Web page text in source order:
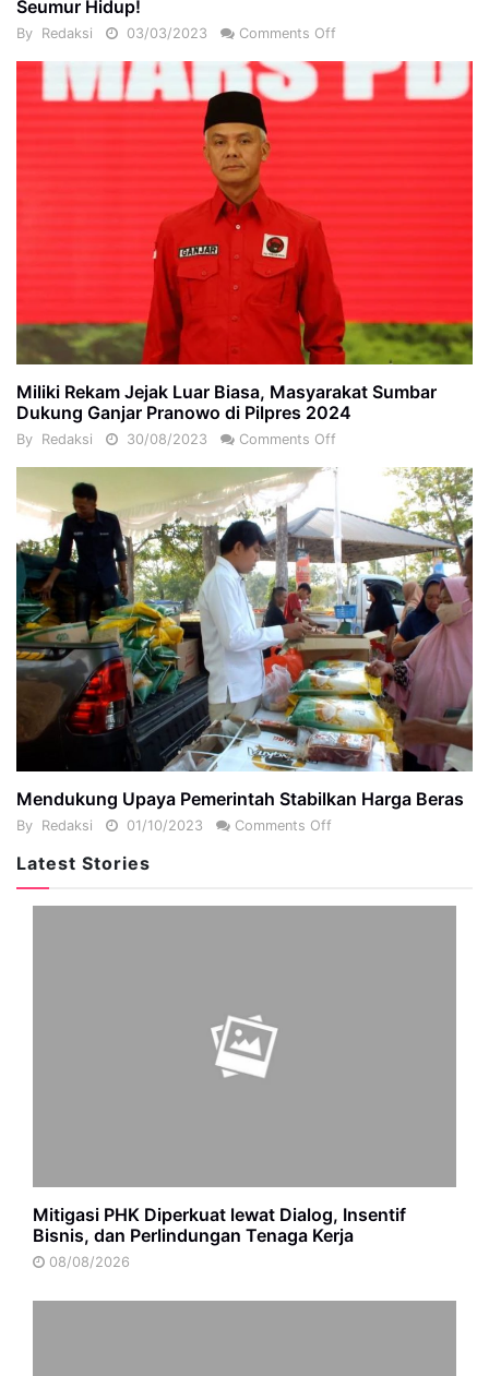
Seumur Hidup!
By Redaksi 03/03/2023 Comments Off
Miliki Rekam Jejak Luar Biasa, Masyarakat Sumbar
Dukung Ganjar Pranowo di Pilpres 2024
By Redaksi 30/08/2023 Comments Off
Mendukung Upaya Pemerintah Stabilkan Harga Beras
By Redaksi 01/10/2023 Comments Off
Latest Stories
Mitigasi PHK Diperkuat lewat Dialog, Insentif
Bisnis, dan Perlindungan Tenaga Kerja
08/08/2026